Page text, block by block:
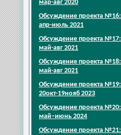
мар-авг 2020
Обсуждение проекта №16:
апр-июль 2021
Обсуждение проекта №17:
май-авг 2021
Обсуждение проекта №18:
май-авг 2021
Обсуждение проекта №19:
20окт-19нояб 2023
Обсуждение проекта №20:
май–июнь 2024
Обсуждение проекта №21: